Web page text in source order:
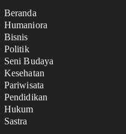
Beranda
Humaniora
Bisnis
Politik
Seni Budaya
Kesehatan
Pariwisata
Pendidikan
Hukum
Sastra